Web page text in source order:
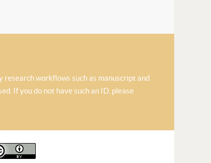
workflows such as manuscript and
If you do not have such an ID, please